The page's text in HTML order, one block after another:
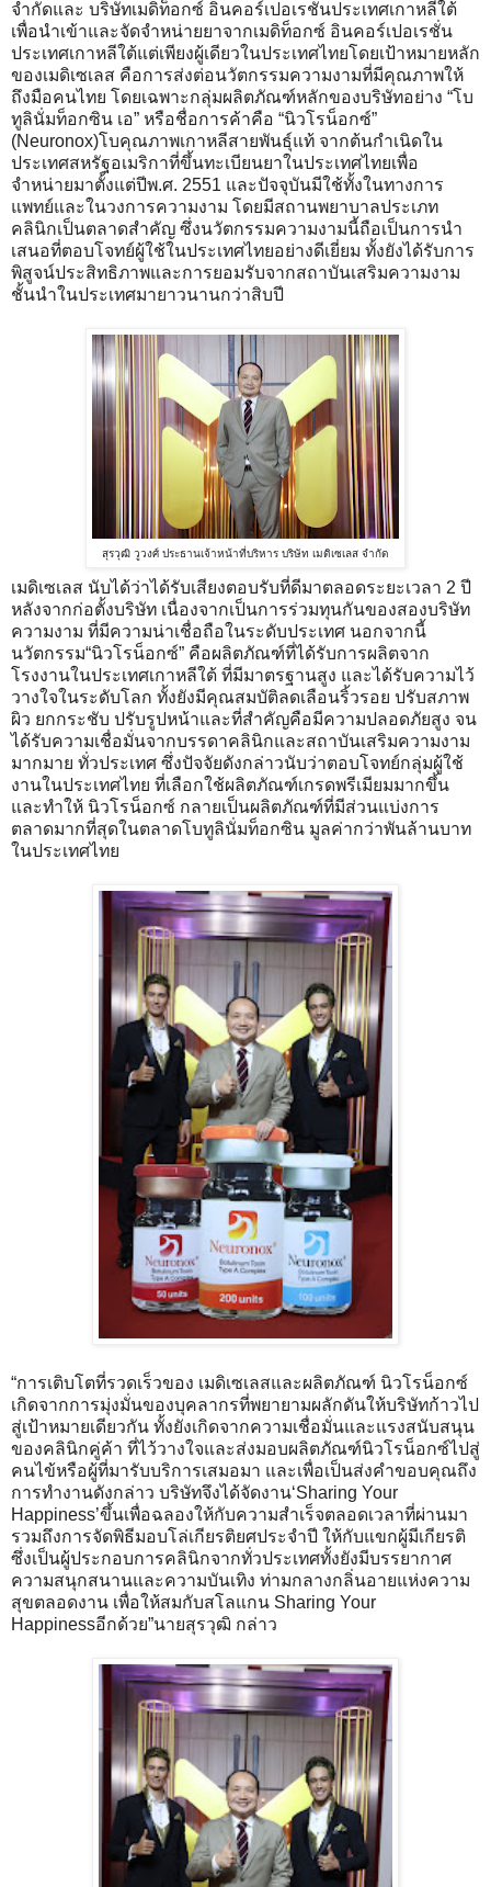
จำกัดและ บริษัทเมดิท็อกซ์ อินคอร์เปอเรชั่นประเทศเกาหลีใต้
เพื่อนำเข้าและจัดจำหน่ายยาจากเมดิท็อกซ์ อินคอร์เปอเรชั่น
ประเทศเกาหลีใต้แต่เพียงผู้เดียวในประเทศไทยโดยเป้าหมายหลัก
ของเมดิเซเลส คือการส่งต่อนวัตกรรมความงามที่มีคุณภาพให้
ถึงมือคนไทย โดยเฉพาะกลุ่มผลิตภัณฑ์หลักของบริษัทอย่าง “โบ
ทูลินั่มท็อกซิน เอ” หรือชื่อการค้าคือ “นิวโรน็อกซ์”
(Neuronox)โบคุณภาพเกาหลีสายพันธุ์แท้ จากต้นกำเนิดใน
ประเทศสหรัฐอเมริกาที่ขึ้นทะเบียนยาในประเทศไทยเพื่อ
จำหน่ายมาตั้งแต่ปีพ.ศ. 2551 และปัจจุบันมีใช้ทั้งในทางการ
แพทย์และในวงการความงาม โดยมีสถานพยาบาลประเภท
คลินิกเป็นตลาดสำคัญ ซึ่งนวัตกรรมความงามนี้ถือเป็นการนำ
เสนอที่ตอบโจทย์ผู้ใช้ในประเทศไทยอย่างดีเยี่ยม ทั้งยังได้รับการ
พิสูจน์ประสิทธิภาพและการยอมรับจากสถาบันเสริมความงาม
ชั้นนำในประเทศมายาวนานกว่าสิบปี
สุรวุฒิ วูวงศ์ ประธานเจ้าหน้าที่บริหาร บริษัท เมดิเซเลส จำกัด
เมดิเซเลส นับได้ว่าได้รับเสียงตอบรับที่ดีมาตลอดระยะเวลา 2 ปี
หลังจากก่อตั้งบริษัท เนื่องจากเป็นการร่วมทุนกันของสองบริษัท
ความงาม ที่มีความน่าเชื่อถือในระดับประเทศ นอกจากนี้
นวัตกรรม“นิวโรน็อกซ์” คือผลิตภัณฑ์ที่ได้รับการผลิตจาก
โรงงานในประเทศเกาหลีใต้ ที่มีมาตรฐานสูง และได้รับความไว้
วางใจในระดับโลก ทั้งยังมีคุณสมบัติลดเลือนริ้วรอย ปรับสภาพ
ผิว ยกกระชับ ปรับรูปหน้าและที่สำคัญคือมีความปลอดภัยสูง จน
ได้รับความเชื่อมั่นจากบรรดาคลินิกและสถาบันเสริมความงาม
มากมาย ทั่วประเทศ ซึ่งปัจจัยดังกล่าวนับว่าตอบโจทย์กลุ่มผู้ใช้
งานในประเทศไทย ที่เลือกใช้ผลิตภัณฑ์เกรดพรีเมียมมากขึ้น
และทำให้ นิวโรน็อกซ์ กลายเป็นผลิตภัณฑ์ที่มีส่วนแบ่งการ
ตลาดมากที่สุดในตลาดโบทูลินั่มท็อกซิน มูลค่ากว่าพันล้านบาท
ในประเทศไทย
“การเติบโตที่รวดเร็วของ เมดิเซเลสและผลิตภัณฑ์ นิวโรน็อกซ์
เกิดจากการมุ่งมั่นของบุคลากรที่พยายามผลักดันให้บริษัทก้าวไป
สู่เป้าหมายเดียวกัน ทั้งยังเกิดจากความเชื่อมั่นและแรงสนับสนุน
ของคลินิกคู่ค้า ที่ไว้วางใจและส่งมอบผลิตภัณฑ์นิวโรน็อกซ์ไปสู่
คนไข้หรือผู้ที่มารับบริการเสมอมา และเพื่อเป็นส่งคำขอบคุณถึง
การทำงานดังกล่าว บริษัทจึงได้จัดงาน‘Sharing Your
Happiness’ขึ้นเพื่อฉลองให้กับความสำเร็จตลอดเวลาที่ผ่านมา
รวมถึงการจัดพิธีมอบโล่เกียรติยศประจำปี ให้กับแขกผู้มีเกียรติ
ซึ่งเป็นผู้ประกอบการคลินิกจากทั่วประเทศทั้งยังมีบรรยากาศ
ความสนุกสนานและความบันเทิง ท่ามกลางกลิ่นอายแห่งความ
สุขตลอดงาน เพื่อให้สมกับสโลแกน Sharing Your
Happinessอีกด้วย”นายสุรวุฒิ กล่าว